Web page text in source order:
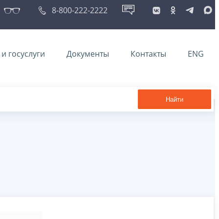
8-800-222-2222
госуслуги Документы Контакты ENG
Найти